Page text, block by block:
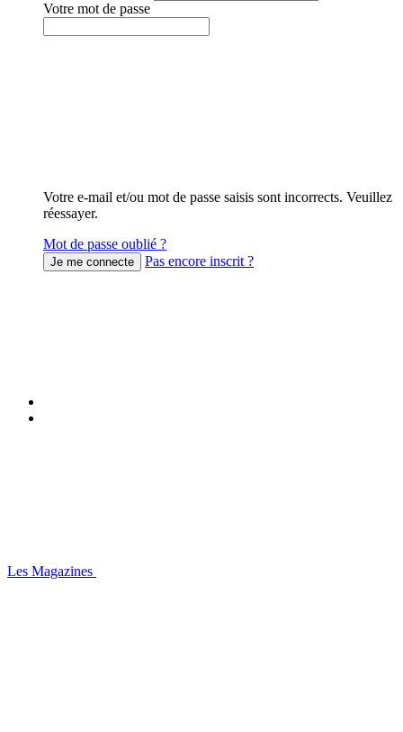
Votre mot de passe
Votre e-mail et/ou mot de passe saisis sont incorrects. Veuillez
réessayer.
Mot de passe oublié ?
Pas encore inscrit ?
Les Magazines